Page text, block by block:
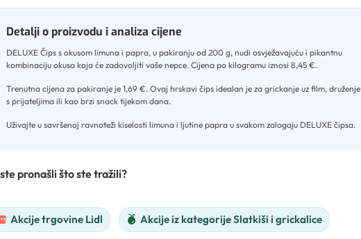
Detalji o proizvodu i analiza cijene
DELUXE Čips s okusom limuna i papra, u pakiranju od 200 g, nudi osvježavajuću i pikantnu
kombinaciju okusa koja će zadovoljiti vaše nepce. Cijena po kilogramu iznosi 8,45 €.
Trenutna cijena za pakiranje je 1,69 €. Ovaj hrskavi čips idealan je za grickanje uz film, druženje
s prijateljima ili kao brzi snack tijekom dana.
Uživajte u savršenoj ravnoteži kiselosti limuna i ljutine papra u svakom zalogaju DELUXE čipsa.
pronašli što ste tražili?
Akcije trgovine Lidl Akcije iz kategorije Slatkiši i grickalice